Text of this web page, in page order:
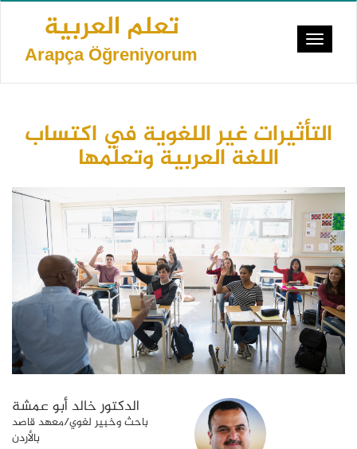
Ana
تعلم العربية
Arapça Öğreniyorum
Toggle
التأثيرات غير اللغوية في اكتساب
اللغة العربية وتعلّمها
الدكتور خالد أبو عمشة
باحث وخبير لغوي/معهد قاصد
بالأردن